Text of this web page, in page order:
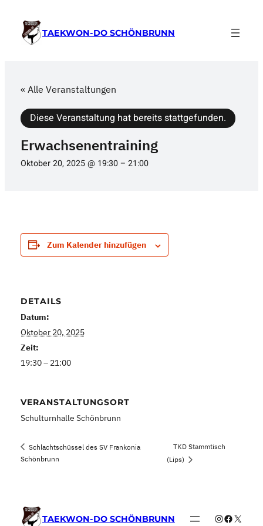
TAEKWON-DO SCHÖNBRUNN
« Alle Veranstaltungen
Diese Veranstaltung hat bereits stattgefunden.
Erwachsenentraining
Oktober 20, 2025 @ 19:30– 21:00
Zum Kalender hinzufügen
DETAILS
Datum:
Oktober 20, 2025
Zeit:
19:30 – 21:00
VERANSTALTUNGSORT
Schulturnhalle Schönbrunn
Schlachtschüssel des SV Frankonia
Schönbrunn
TKD Stammtisch
(Lips)
TAEKWON-DO SCHÖNBRUNN Instagram
X